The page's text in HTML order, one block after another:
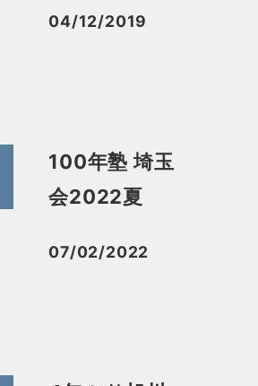
投稿日
04/12/2019
100年塾 埼玉
会2022夏
投稿日
07/02/2022